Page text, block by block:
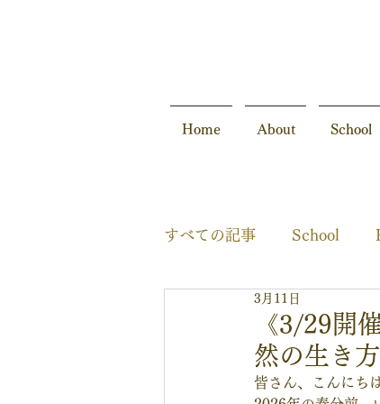
Home About School
すべての記事 School
SelfCare
《3/29開
然の生き方
3月11日
皆さん、こんにち